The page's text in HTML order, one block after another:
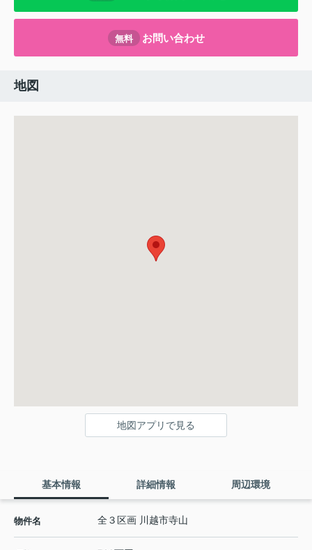
無料 お問い合わせ
地図
地図アプリで見る
基本情報 詳細情報 周辺環境
物件名 全３区画 川越市寺山